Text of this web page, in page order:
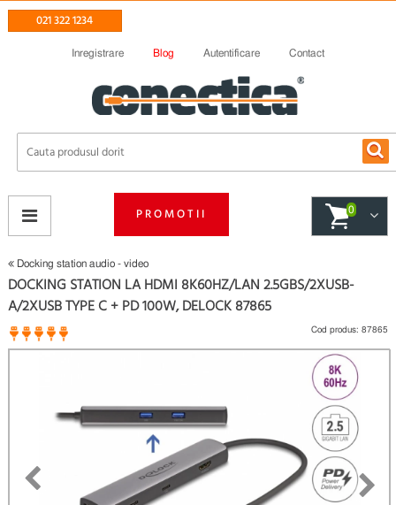
021 322 1234
Inregistrare Blog Autentificare Contact
PROMOTII 0
Docking station audio - video
DOCKING STATION LA HDMI 8K60HZ/LAN 2.5GBS/2XUSB-
A/2XUSB TYPE C + PD 100W, DELOCK 87865
1 opinii
Cod produs: 87865